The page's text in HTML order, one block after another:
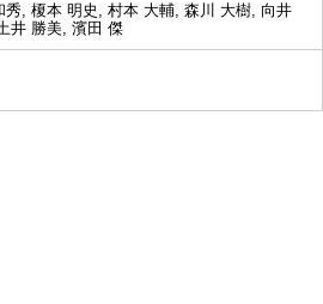
秀, 榎本 明史, 村本 大輔, 森川 大樹, 向井
井 勝美, 濱田 傑